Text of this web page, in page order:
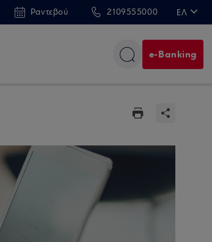
Ραντεβού 2109555000 ΕΛ
e-Banking